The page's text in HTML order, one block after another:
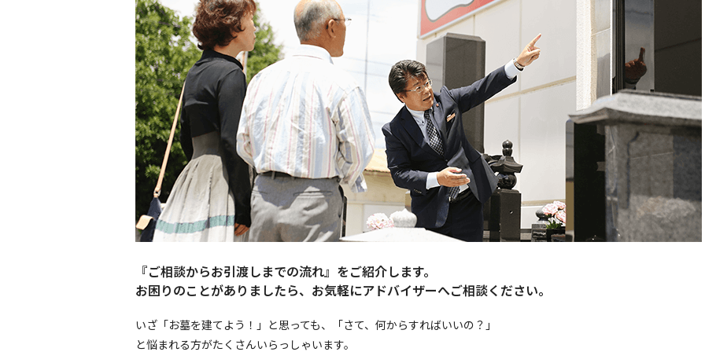
『ご相談からお引渡しまでの流れ』をご紹介します。
お困りのことがありましたら、お気軽にアドバイザーへご相談ください。
いざ「お墓を建てよう！」と思っても、「さて、何からすればいいの？」
と悩まれる方がたくさんいらっしゃいます。